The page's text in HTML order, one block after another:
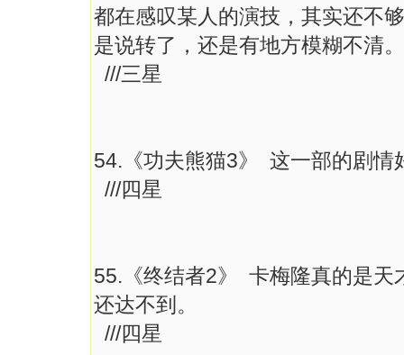
都在感叹某人的演技，其实还不
是说转了，还是有地方模糊不清。
///三星
54.《功夫熊猫3》 这一部的剧情
///四星
55.《终结者2》 卡梅隆真的是天
还达不到。
///四星